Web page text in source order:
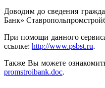
Доводим до сведения
Банк»
При помощи данного
ссылке: http://www.psbst.ru.
Также Вы можете
promstroibank.doc.